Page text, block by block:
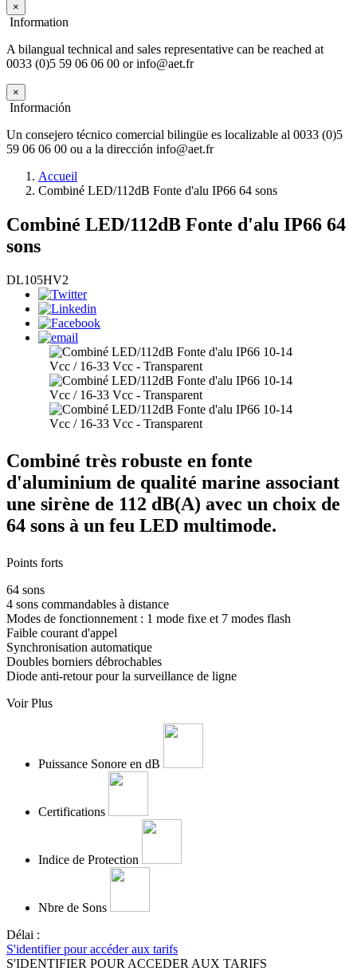
×
Information
A bilangual technical and sales representative can be reached at
0033 (0)5 59 06 06 00 or info@aet.fr
×
Información
Un consejero técnico comercial bilingüe es localizable al 0033 (0)5
59 06 06 00 ou a la dirección info@aet.fr
Accueil
Combiné LED/112dB Fonte d'alu IP66 64 sons
Combiné LED/112dB Fonte d'alu IP66 64
sons
DL105HV2
Combiné très robuste en fonte
d'aluminium de qualité marine associant
une sirène de 112 dB(A) avec un choix de
64 sons à un feu LED multimode.
Points forts
64 sons
4 sons commandables à distance
Modes de fonctionnement : 1 mode fixe et 7 modes flash
Faible courant d'appel
Synchronisation automatique
Doubles borniers débrochables
Diode anti-retour pour la surveillance de ligne
Voir Plus
Puissance Sonore en dB
Certifications
Indice de Protection
Nbre de Sons
Délai :
S'identifier pour accéder aux tarifs
S'IDENTIFIER POUR ACCEDER AUX TARIFS